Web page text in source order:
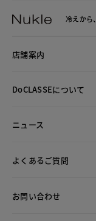
冷えから、
店舗案内
DoCLASSEについて
ニュース
よくあるご質問
お問い合わせ